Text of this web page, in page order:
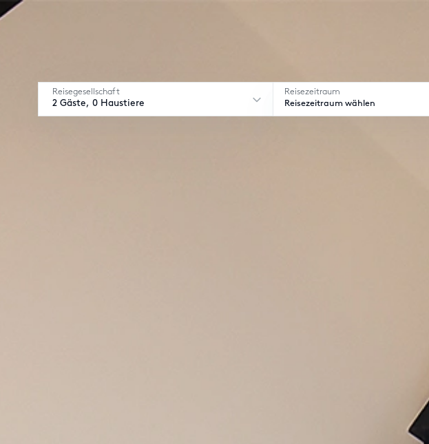
Reisegesellschaft
2 Gäste, 0 Haustiere
Reisezeitraum
Reisezeitraum wählen